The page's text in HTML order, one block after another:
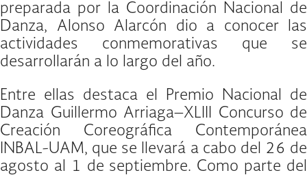
preparada por la Coordinación Nacional de
Danza, Alonso Alarcón dio a conocer las
actividades conmemorativas que se
desarrollarán a lo largo del año.
Entre ellas destaca el Premio Nacional de
Danza Guillermo Arriaga–XLIII Concurso de
Creación Coreográfica Contemporánea
INBAL-UAM, que se llevará a cabo del 26 de
agosto al 1 de septiembre. Como parte del